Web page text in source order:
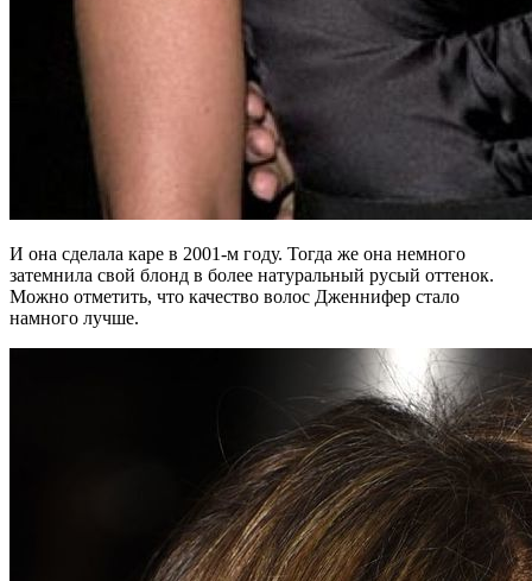
И она сделала каре в 2001-м году. Тогда же она немного
затемнила свой блонд в более натуральный русый оттенок.
Можно отметить, что качество волос Дженнифер стало
намного лучше.